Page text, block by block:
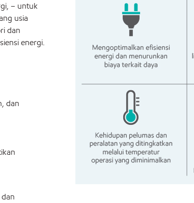
– untuk
usia
dan
energi.
dan